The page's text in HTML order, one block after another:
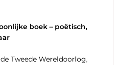
boek – poëtisch,
Tweede Wereldoorlog,